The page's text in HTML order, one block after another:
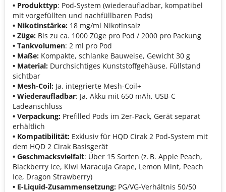
• Produkttyp: Pod-System (wiederaufladbar, kompatibel
mit vorgefüllten und nachfüllbaren Pods)
• Nikotinstärke: 18 mg/ml Nikotinsalz
• Züge: Bis zu ca. 1000 Züge pro Pod / 2000 pro Packung
• Tankvolumen: 2 ml pro Pod
• Maße: Kompakte, schlanke Bauweise, Gewicht 30 g
• Material: Durchsichtiges Kunststoffgehäuse, Füllstand
sichtbar
• Mesh-Coil: Ja, integrierte Mesh-Coil+
• Wiederaufladbar: Ja, Akku mit 650 mAh, USB-C
Ladeanschluss
• Verpackung: Prefilled Pods im 2er-Pack, Gerät separat
erhältlich
• Kompatibilität: Exklusiv für HQD Cirak 2 Pod-System mit
dem HQD 2 Cirak Basisgerät
• Geschmacksvielfalt: Über 15 Sorten (z. B. Apple Peach,
Blackberry Ice, Kiwi Maracuja Grape, Lemon Mint, Peach
Ice, Dragon Strawberry)
• E-Liquid-Zusammensetzung: PG/VG-Verhältnis 50/50